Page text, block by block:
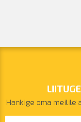
Hankige oma meilile